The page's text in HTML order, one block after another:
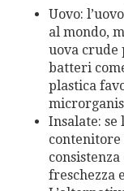
Uovo:
al mondo,
uova crude
batteri
plastica
Insalate: se
contenitore
freschezza